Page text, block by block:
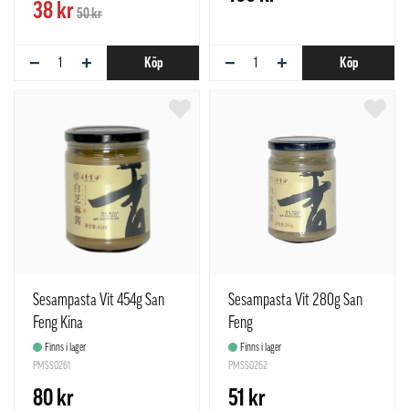
38 kr50 kr
− + Köp − + Köp
Sesampasta Vit 454g San
Feng Kina
Finns i lager
PMSS0261
80 kr
Sesampasta Vit 280g San
Feng
Finns i lager
PMSS0262
51 kr